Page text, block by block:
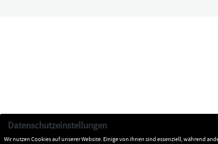
Datenschutzeinstellungen
Wir nutzen Cookies auf unserer Website. Einige von ihnen sind essenziell, während